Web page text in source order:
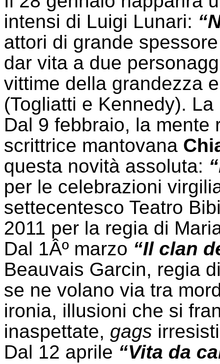
intensi di Luigi Lunari:
attori di grande
dar vita a due
vittime della grandezza
(Togliatti e Kennedy).
Dal 9 febbraio, la mente
scrittrice mantovana
questa novità assoluta:
per le celebrazioni
settecentesco Teatro
2011 per la regia di
Dal 1Âº marzo “Il clan
Beauvais Garcin, regia
se ne volano via tra
ironia, illusioni che si
inaspettate, gags
Dal 12 aprile “Vita da